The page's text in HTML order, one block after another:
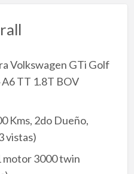
Volkswagen GTi Golf
TT 1.8T BOV
Kms, 2do Dueño,
vistas)
motor 3000 twin